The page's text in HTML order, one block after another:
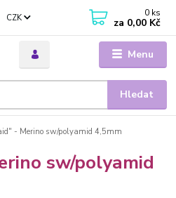
Menu
CZK
Hledat
0 ks
za 0,00 Kč
- Merino sw/polyamid 4,5mm
sw/polyamid